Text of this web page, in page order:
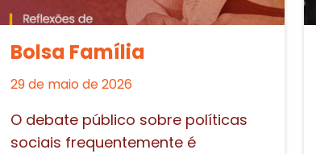
Bolsa Família
29 de maio de 2026
O debate público sobre políticas
sociais frequentemente é